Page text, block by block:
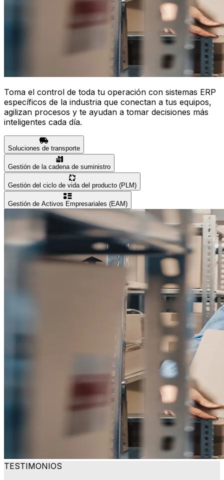
Toma el control de toda tu operación con sistemas ERP
específicos de la industria que conectan a tus equipos,
agilizan procesos y te ayudan a tomar decisiones más
inteligentes cada día.
Soluciones de transporte
Gestión de la cadena de suministro
Gestión del ciclo de vida del producto (PLM)
Gestión de Activos Empresariales (EAM)
TESTIMONIOS